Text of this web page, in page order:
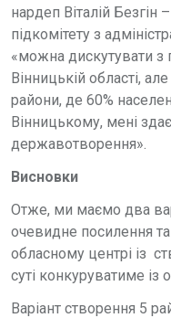
нардеп Віталій Безгін
підкомітету з
«можна дискутувати з
Вінницькій області,
райони, де 60%
Вінницькому, мені
державотворення».
Висновки
Отже, ми маємо два
очевидне посилення
обласному центрі із
суті конкуруватиме із
Варіант створення 5